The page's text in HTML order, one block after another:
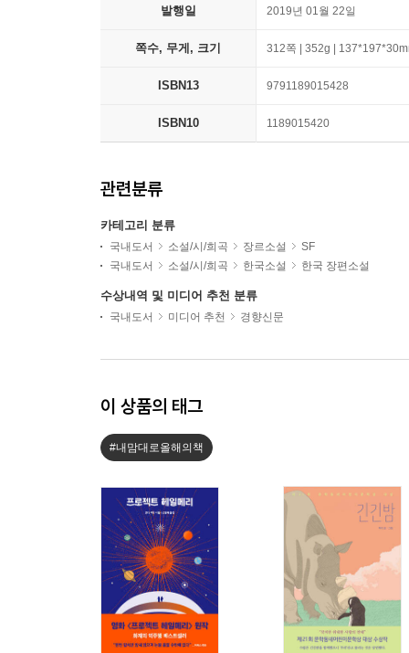
발행일 2019년 01월 22일
쪽수, 무게, 크기 312쪽 | 352g |
ISBN13 9791189015428
ISBN10 1189015420
관련분류
카테고리 분류
국내도서 소설/시/희곡 장르소설
SF
국내도서
소설/시/희곡 한국소설 한국 장편소설
수상내역 및 미디어 추천 분류
국내도서 미디어 추천 경향신문
이 상품의 태그
#내맘대로올해의책